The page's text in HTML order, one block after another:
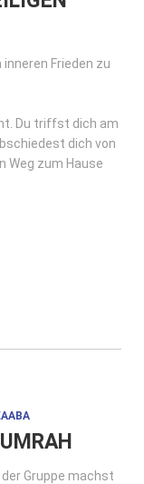
Frieden zu
Du triffst dich am
dich von
Weg zum Hause
Gruppe machst